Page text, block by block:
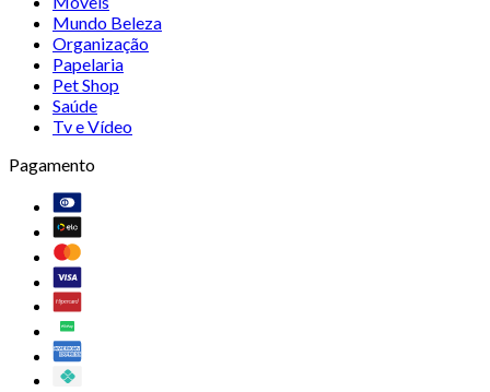
Mundo Beleza
Organização
Papelaria
Pet Shop
Saúde
Tv e Vídeo
Pagamento